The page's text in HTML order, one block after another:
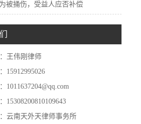
被捅伤，受益人应否补偿
王伟刚律师
15912995026
1011637204@qq.com
15308200810109643
云南天外天律师事务所